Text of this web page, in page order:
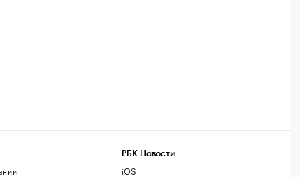
РБК Новости
iOS